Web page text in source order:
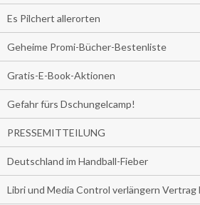
Es Pilchert allerorten
Geheime Promi-Bücher-Bestenliste
Gratis-E-Book-Aktionen
Gefahr fürs Dschungelcamp!
PRESSEMITTEILUNG
Deutschland im Handball-Fieber
Libri und Media Control verlängern